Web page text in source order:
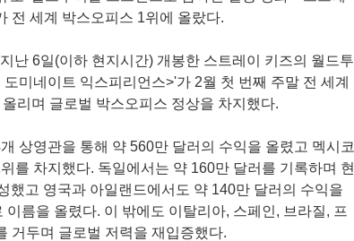
전 세계 박스오피스 1위에 올랐다.
난 6일(이하 현지시간) 개봉한 스트레이 키즈의 월드투
미네이트 익스피리언스>'가 2월 첫 번째 주말 전 세계
리며 글로벌 박스오피스 정상을 차지했다.
상영관을 통해 약 560만 달러의 수익을 올렸고 멕시코
를 차지했다. 독일에서는 약 160만 달러를 기록하며 현
했고 영국과 아일랜드에서도 약 140만 달러의 수익을
름을 올렸다. 이 밖에도 이탈리아, 스페인, 브라질, 프
거두며 글로벌 저력을 재입증했다.